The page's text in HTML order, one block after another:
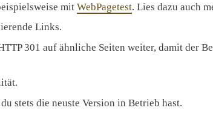
mit WebPagetest. Lies dazu auch
Links.
301 auf ähnliche Seiten weiter, damit der
stets die neuste Version in Betrieb hast.